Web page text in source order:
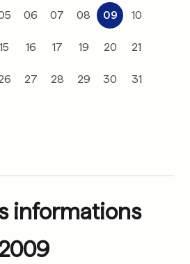
06 07 08 09 10
15 16 17 19 20 21
27 28 29 30 31
informations